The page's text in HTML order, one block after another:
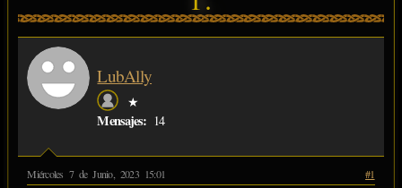
LubAlly
★
Mensajes: 14
Miércoles 7 de Junio, 2023 15:01 #1